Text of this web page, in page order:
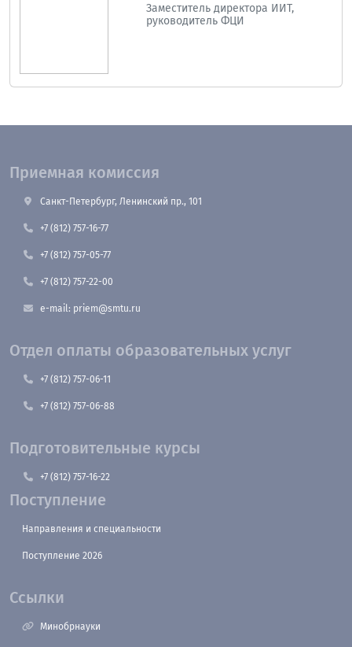
Заместитель директора ИИТ,
руководитель ФЦИ
Приемная комиссия
Санкт-Петербург, Ленинский пр., 101
+7 (812) 757-16-77
+7 (812) 757-05-77
+7 (812) 757-22-00
e-mail: priem@smtu.ru
Отдел оплаты образовательных услуг
+7 (812) 757-06-11
+7 (812) 757-06-88
Подготовительные курсы
+7 (812) 757-16-22
Поступление
Направления и специальности
Поступление 2026
Ссылки
Минобрнауки